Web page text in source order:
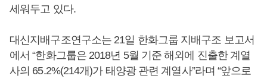
세워두고 있다.
대신지배구조연구소는 21일 한화그룹 지배구조 보고서
에서 “한화그룹은 2018년 5월 기준 해외에 진출한 계열
사의 65.2%(214개)가 태양광 관련 계열사”라며 “앞으로